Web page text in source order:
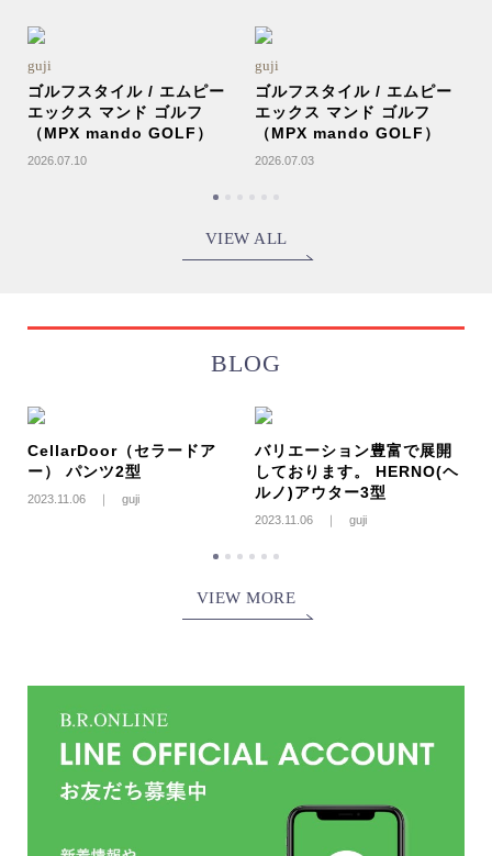
guji
ゴルフスタイル / エムピー
エックス マンド ゴルフ
（MPX mando GOLF）
2026.07.10
guji
ゴルフスタイル / エムピー
エックス マンド ゴルフ
（MPX mando GOLF）
2026.07.03
VIEW ALL
BLOG
CellarDoor（セラードア
ー） パンツ2型
2023.11.06 ｜ guji
バリエーション豊富で展開
しております。 HERNO(ヘ
ルノ)アウター3型
2023.11.06 ｜ guji
VIEW MORE